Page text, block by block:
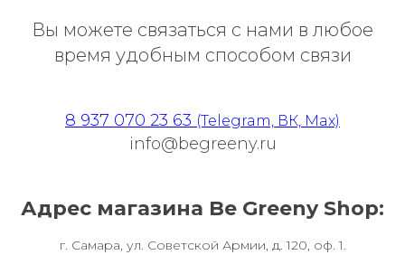
Вы можете связаться с нами в любое
время удобным способом связи
8 937 070 23 63 (Telegram, ВК, Max)
info@begreeny.ru
Адрес магазина Be Greeny Shop:
г. Самара, ул. Советской Армии, д. 120, оф. 1.